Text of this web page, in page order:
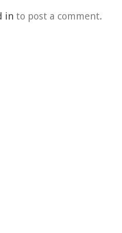
in to post a comment.